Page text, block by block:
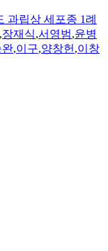
과립상 세포종 1례
,장재식,서영범,윤병
완,이구,양창헌,이창